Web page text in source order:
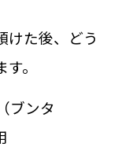
けた後、どう
。
ブンタ